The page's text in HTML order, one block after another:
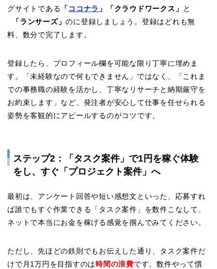
グサイトである
「 ココナラ 」「クラウドワークス」
と
「ランサーズ」のに登録しましょう。登録はどれも無
料、数分で完了します。
登録したら、プロフィール欄を可能な限り丁寧に埋めま
す。「未経験なので何もできません」ではなく、「これま
での事務職の経験を活かし、丁寧なリサーチと納期厳守を
お約束します」など、発注者が安心して仕事を任せられる
姿勢を客観的にアピールするのがコツです。
ステップ2：「タスク案件」で1円を稼ぐ体験
をし、すぐ「プロジェクト案件」へ
最初は、アンケート回答や短い感想文といった、応募すれ
ば誰でもすぐ作業できる「タスク案件」を数件こなして、
ネットで本当にお金を稼げる感覚を掴んでみてください。
ただし、先ほどの鉄則でもお伝えした通り、タスク案件だ
けで月1万円を目指すのは時間の浪費です。数件やって慣